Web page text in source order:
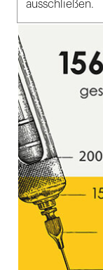
ausschließen.